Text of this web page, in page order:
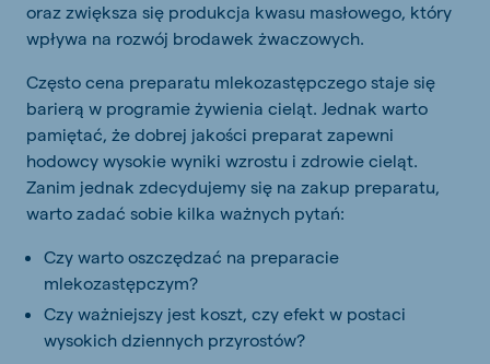
oraz zwiększa się produkcja kwasu masłowego, który
wpływa na rozwój brodawek żwaczowych.
Często cena preparatu mlekozastępczego staje się
barierą w programie żywienia cieląt. Jednak warto
pamiętać, że dobrej jakości preparat zapewni
hodowcy wysokie wyniki wzrostu i zdrowie cieląt.
Zanim jednak zdecydujemy się na zakup preparatu,
warto zadać sobie kilka ważnych pytań:
Czy warto oszczędzać na preparacie
mlekozastępczym?
Czy ważniejszy jest koszt, czy efekt w postaci
wysokich dziennych przyrostów?